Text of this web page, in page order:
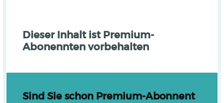
Dieser Inhalt ist Premium-
Abonennten vorbehalten
Sind Sie schon Premium-Abonnent